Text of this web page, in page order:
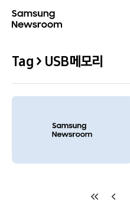
Tag > USB메모리